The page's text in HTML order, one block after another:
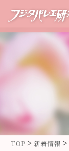
TOP >新着情報 >